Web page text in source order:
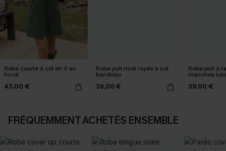
Robe courte à col en V en
tricot
43,00 €
Robe pull midi rayée à col
bandeau
36,00 €
Robe pull à
manches
39,00 €
FRÉQUEMMENT ACHETÉS ENSEMBLE